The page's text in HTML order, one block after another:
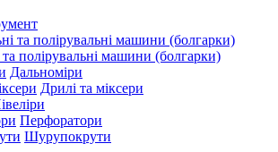
полірувальні машини (болгарки)
Дальноміри
Дрилі та міксери
Перфоратори
Шурупокрути